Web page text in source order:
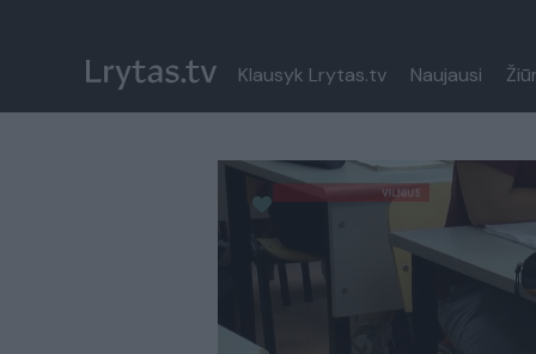
Klausyk Lrytas.tv Naujausi
Paremkite Ukrainą